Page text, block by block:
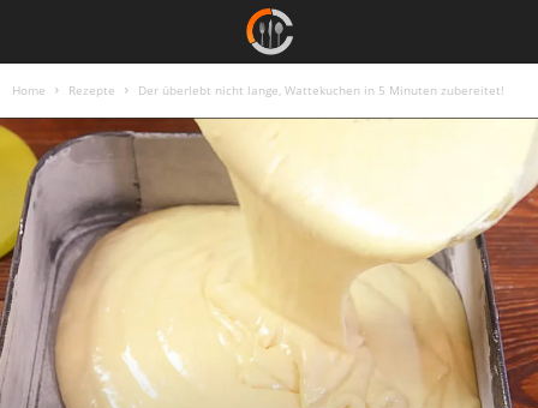
Home Rezepte Der überlebt nicht lange, Wattekuchen in 5 Minuten zubereitet!